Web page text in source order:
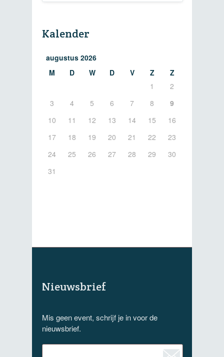
Kalender
augustus 2026
M
D W D V Z
Z
1
2
3
4 5 6 7 8
9
10
11 12 13 14 15
16
17
18 19 20 21 22
23
24
25 26 27 28 29
30
31
Nieuwsbrief
Mis geen event, schrijf je in voor de
nieuwsbrief.